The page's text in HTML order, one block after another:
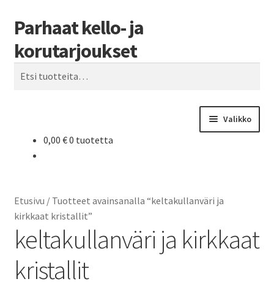
Siirry
navigointiin
Siirry
sisältöön
Parhaat kello- ja
korutarjoukset
Haku
Valikko
0,00 €0 tuotetta
Etusivu / Tuotteet avainsanalla “keltakullanväri ja
kirkkaat kristallit”
keltakullanväri ja kirkkaat
kristallit